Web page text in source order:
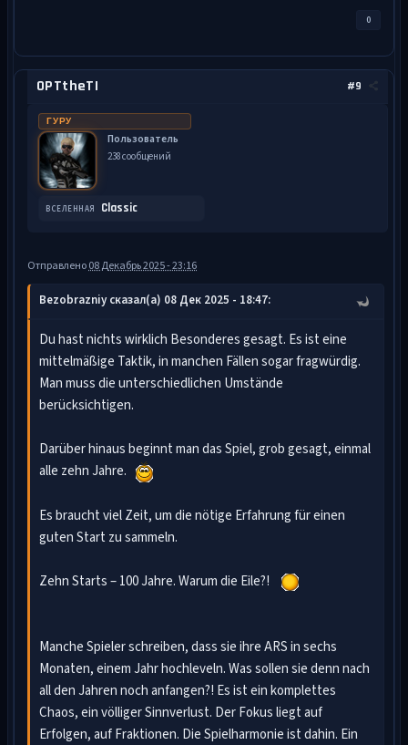
0
#9
OPTtheTI
ГУРУ
Пользователь
238 сообщений
ВСЕЛЕННАЯ Classic
Отправлено08 Декабрь 2025 - 23:16
Bezobrazniy сказал(а) 08 Дек 2025 - 18:47:
Du hast nichts wirklich Besonderes gesagt. Es ist eine
mittelmäßige Taktik, in manchen Fällen sogar fragwürdig.
Man muss die unterschiedlichen Umstände
berücksichtigen.
Darüber hinaus beginnt man das Spiel, grob gesagt, einmal
alle zehn Jahre.
Es braucht viel Zeit, um die nötige Erfahrung für einen
guten Start zu sammeln.
Zehn Starts – 100 Jahre. Warum die Eile?!
Manche Spieler schreiben, dass sie ihre ARS in sechs
Monaten, einem Jahr hochleveln. Was sollen sie denn nach
all den Jahren noch anfangen?! Es ist ein komplettes
Chaos, ein völliger Sinnverlust. Der Fokus liegt auf
Erfolgen, auf Fraktionen. Die Spielharmonie ist dahin. Ein